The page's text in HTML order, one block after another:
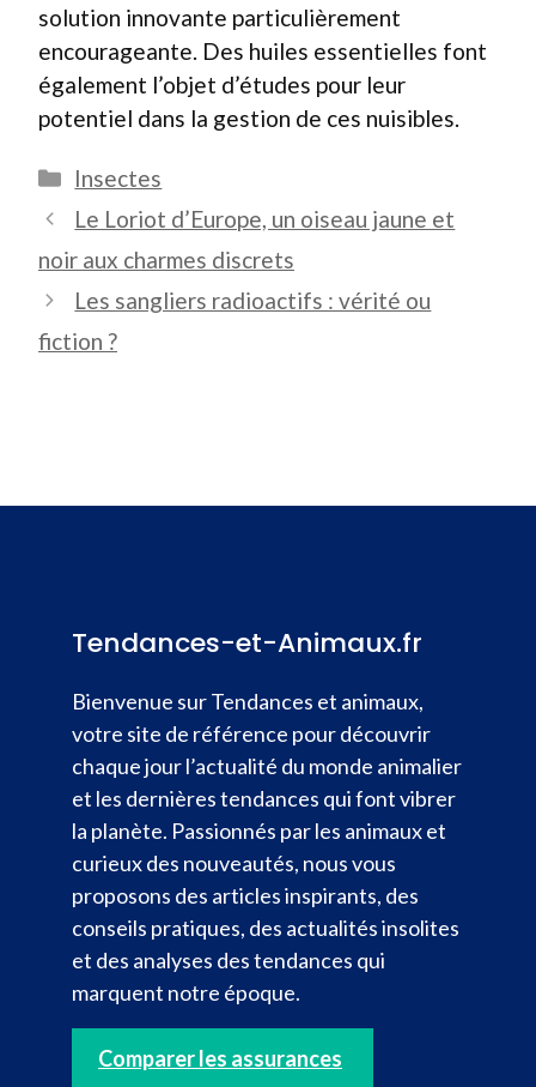
solution innovante particulièrement
encourageante. Des huiles essentielles font
également l’objet d’études pour leur
potentiel dans la gestion de ces nuisibles.
Catégories
Insectes
Le Loriot d’Europe, un oiseau jaune et
noir aux charmes discrets
Les sangliers radioactifs : vérité ou
fiction ?
Tendances-et-Animaux.fr
Bienvenue sur Tendances et animaux,
votre site de référence pour découvrir
chaque jour l’actualité du monde animalier
et les dernières tendances qui font vibrer
la planète. Passionnés par les animaux et
curieux des nouveautés, nous vous
proposons des articles inspirants, des
conseils pratiques, des actualités insolites
et des analyses des tendances qui
marquent notre époque.
Comparer les assurances